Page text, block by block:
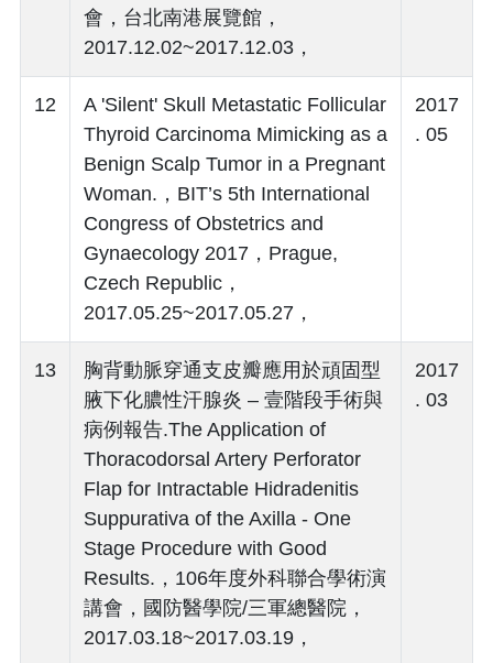
會，台北南港展覽館，
2017.12.02~2017.12.03，
12
A 'Silent' Skull Metastatic Follicular
Thyroid Carcinoma Mimicking as a
Benign Scalp Tumor in a Pregnant
Woman.，BIT’s 5th International
Congress of Obstetrics and
Gynaecology 2017，Prague,
Czech Republic，
2017.05.25~2017.05.27，
2017
. 05
13
胸背動脈穿通支皮瓣應用於頑固型
腋下化膿性汗腺炎 – 壹階段手術與
病例報告.The Application of
Thoracodorsal Artery Perforator
Flap for Intractable Hidradenitis
Suppurativa of the Axilla - One
Stage Procedure with Good
Results.，106年度外科聯合學術演
講會，國防醫學院/三軍總醫院，
2017.03.18~2017.03.19，
2017
. 03